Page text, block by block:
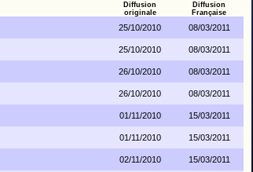
Diffusion
originale
Diffusion
Française
25/10/2010
08/03/2011
25/10/2010
08/03/2011
26/10/2010
08/03/2011
26/10/2010
08/03/2011
01/11/2010
15/03/2011
01/11/2010
15/03/2011
02/11/2010
15/03/2011